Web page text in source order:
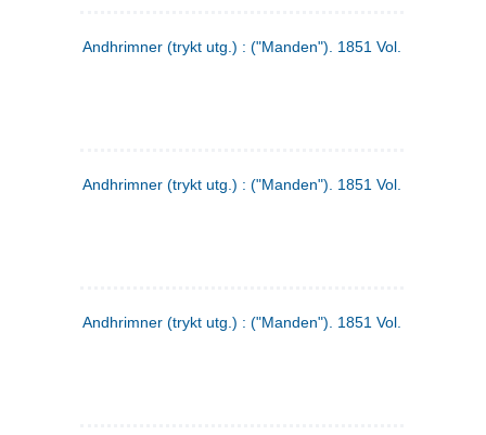
Andhrimner (trykt utg.) : ("Manden"). 1851 Vol. 1 Nr. 3
Andhrimner (trykt utg.) : ("Manden"). 1851 Vol. 2 Nr. 4
Andhrimner (trykt utg.) : ("Manden"). 1851 Vol. 2 Nr. 6